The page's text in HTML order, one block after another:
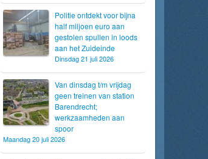
Politie ontdekt voor bijna
half miljoen euro aan
gestolen spullen in loods
aan het Zuideinde
Dinsdag 21 juli 2026
Van dinsdag t/m vrijdag
geen treinen van station
Barendrecht;
werkzaamheden aan
spoor
Maandag 20 juli 2026